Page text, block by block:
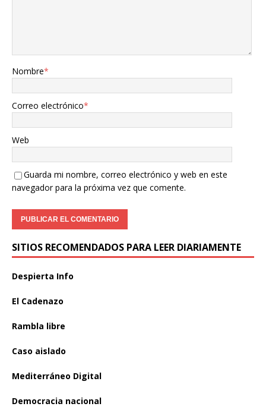
Nombre*
Correo electrónico*
Web
Guarda mi nombre, correo electrónico y web en este
navegador para la próxima vez que comente.
SITIOS RECOMENDADOS PARA LEER DIARIAMENTE
Despierta Info
El Cadenazo
Rambla libre
Caso aislado
Mediterráneo Digital
Democracia nacional